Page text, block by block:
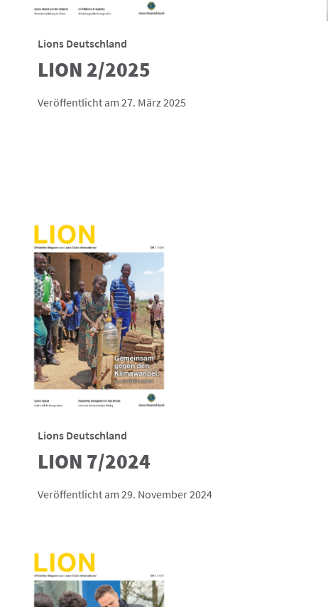
Lions Deutschland
LION 2/2025
Veröffentlicht am 27. März 2025
Lions Deutschland
LION 7/2024
Veröffentlicht am 29. November 2024